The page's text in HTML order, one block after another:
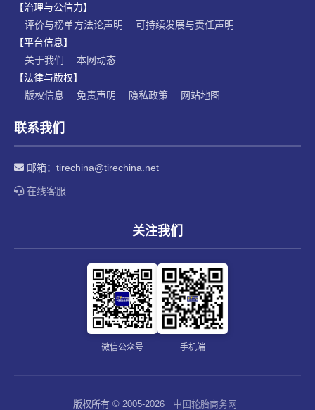
【治理与公信力】
评价与榜单方法论声明
可持续发展与责任声明
【平台信息】
关于我们
本网动态
【法律与版权】
版权信息
免责声明 隐私政策 网站地图
联系我们
邮箱： tirechina@tirechina.net
在线客服
关注我们
微信公众号 手机端
版权所有 © 2005-2026
中国轮胎商务网